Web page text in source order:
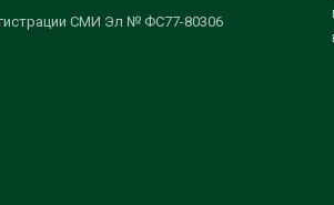
СМИ Эл № ФС77-80306